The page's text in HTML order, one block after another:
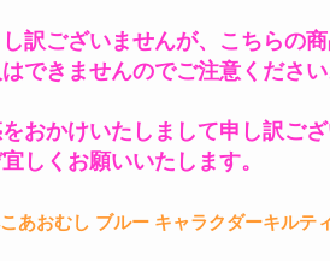
訳ございませんが、こちらの
できませんのでご注意ください
おかけいたしまして申し訳ござ
しくお願いいたします。
あおむし ブルー キャラクダーキルテ